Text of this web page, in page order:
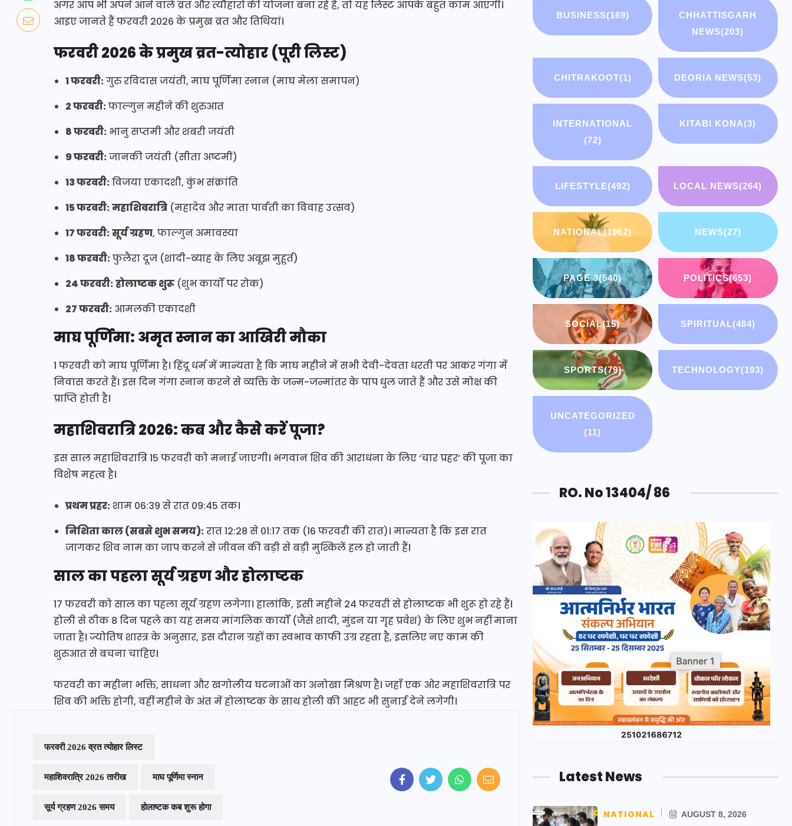
अगर आप भी अपने आने वाले व्रत और त्यौहारों की योजना बना रहे हैं, तो यह लिस्ट आपके बहुत काम आएगी।
आइए जानते हैं फरवरी 2026 के प्रमुख व्रत और तिथियां।
फरवरी 2026 के प्रमुख व्रत-त्योहार (पूरी लिस्ट)
1 फरवरी:गुरु रविदास जयंती, माघ पूर्णिमा स्नान (माघ मेला समापन)
2 फरवरी:फाल्गुन महीने की शुरुआत
8 फरवरी: भानु सप्तमी और शबरी जयंती
9 फरवरी:जानकी जयंती (सीता अष्टमी)
13 फरवरी:विजया एकादशी, कुंभ संक्रांति
15 फरवरी:महाशिवरात्रि (महादेव और माता पार्वती का विवाह उत्सव)
17 फरवरी:सूर्य ग्रहण, फाल्गुन अमावस्या
18 फरवरी:फुलैरा दूज (शादी-ब्याह के लिए अबूझ मुहूर्त)
24 फरवरी:होलाष्टक शुरू (शुभ कार्यों पर रोक)
27 फरवरी: आमलकी एकादशी
माघ पूर्णिमा: अमृत स्नान का आखिरी मौका
1 फरवरी को माघ पूर्णिमा है। हिंदू धर्म में मान्यता है कि माघ महीने में सभी देवी-देवता धरती पर आकर गंगा में
निवास करते हैं। इस दिन गंगा स्नान करने से व्यक्ति के जन्म-जन्मांतर के पाप धुल जाते हैं और उसे मोक्ष की
प्राप्ति होती है।
महाशिवरात्रि 2026: कब और कैसे करें पूजा?
इस साल महाशिवरात्रि 15 फरवरी को मनाई जाएगी। भगवान शिव की आराधना के लिए ‘चार प्रहर’ की पूजा का
विशेष महत्व है।
प्रथम प्रहर: शाम 06:39 से रात 09:45 तक।
निशिता काल (सबसे शुभ समय):रात 12:28 से 01:17 तक (16 फरवरी की रात)। मान्यता है कि इस रात
जागकर शिव नाम का जाप करने से जीवन की बड़ी से बड़ी मुश्किलें हल हो जाती हैं।
साल का पहला सूर्य ग्रहण और होलाष्टक
17 फरवरी को साल का पहला सूर्य ग्रहण लगेगा। हालांकि, इसी महीने 24 फरवरी से होलाष्टक भी शुरू हो रहे हैं।
होली से ठीक 8 दिन पहले का यह समय मांगलिक कार्यों (जैसे शादी, मुंडन या गृह प्रवेश) के लिए शुभ नहीं माना
जाता है। ज्योतिष शास्त्र के अनुसार, इस दौरान ग्रहों का स्वभाव काफी उग्र रहता है, इसलिए नए काम की
शुरुआत से बचना चाहिए।
फरवरी का महीना भक्ति, साधना और खगोलीय घटनाओं का अनोखा मिश्रण है। जहाँ एक ओर महाशिवरात्रि पर
शिव की भक्ति होगी, वहीं महीने के अंत में होलाष्टक के साथ होली की आहट भी सुनाई देने लगेगी।
फरवरी 2026 व्रत त्योहार लिस्ट
महाशिवरात्रि 2026 तारीख माघ पूर्णिमा स्नान
सूर्य ग्रहण 2026 समय होलाष्टक कब शुरू होगा
BUSINESS(169)
CHHATTISGARH
NEWS(203)
CHITRAKOOT(1) DEORIA NEWS(53)
INTERNATIONAL
(72)
KITABI KONA(3)
LIFESTYLE(492) LOCAL NEWS(264)
NATIONAL(1962) NEWS(27)
PAGE 3(540) POLITICS(653)
SOCIAL(15) SPIRITUAL(484)
SPORTS(79) TECHNOLOGY(193)
UNCATEGORIZED
(11)
RO. No 13404/ 86
Latest News
NATIONAL AUGUST 8, 2026